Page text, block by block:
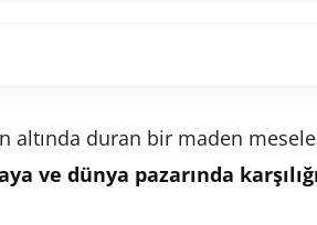
altında duran bir maden
ve dünya pazarında